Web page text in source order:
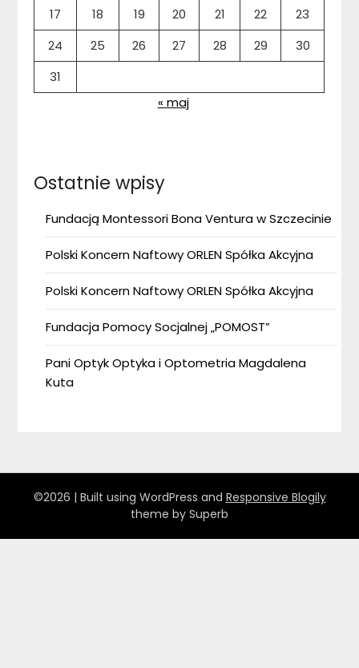
17
18 19 20 21 22
23
24
25 26 27 28 29
30
31
« maj
Ostatnie wpisy
Fundacją Montessori Bona Ventura w Szczecinie
Polski Koncern Naftowy ORLEN Spółka Akcyjna
Polski Koncern Naftowy ORLEN Spółka Akcyjna
Fundacja Pomocy Socjalnej „POMOST”
Pani Optyk Optyka i Optometria Magdalena
Kuta
©2026 | Built using WordPress and Responsive Blogily
theme by Superb